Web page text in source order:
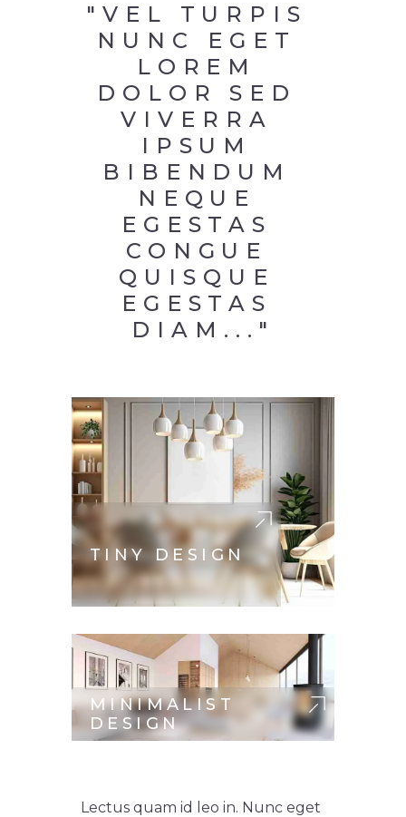
"VEL TURPIS
NUNC EGET
LOREM
DOLOR SED
VIVERRA
IPSUM
BIBENDUM
NEQUE
EGESTAS
CONGUE
QUISQUE
EGESTAS
DIAM..."
TINY DESIGN
MINIMALIST
DESIGN
Lectus quam id leo in. Nunc eget